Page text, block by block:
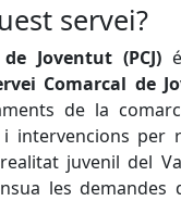
servei?
Joventut (PCJ)
Comarcal de
de la
intervencions per
juvenil del
les demandes